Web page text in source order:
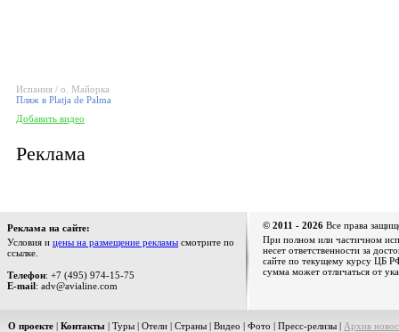
Испания / о. Майорка
Пляж в Platja de Palma
Добавить видео
Реклама
Реклама на сайте:
Условия и цены на размещение рекламы смотрите по
ссылке.
Телефон: +7 (495) 974-15-75
E-mail: adv@avialine.com
© 2011 - 2026 Все права
При полном или частичном
несет ответственности за
сайте по текущему курсу ЦБ
сумма может отличаться от
О проекте | Контакты | Туры | Отели | Страны | Видео | Фото | Пресс-релизы | Архив